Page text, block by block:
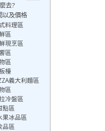
去?
以及價格
料理區
區
現烹區
區
區
檯
義大利麵區
區
冷盤區
點區
果冰品區
品區